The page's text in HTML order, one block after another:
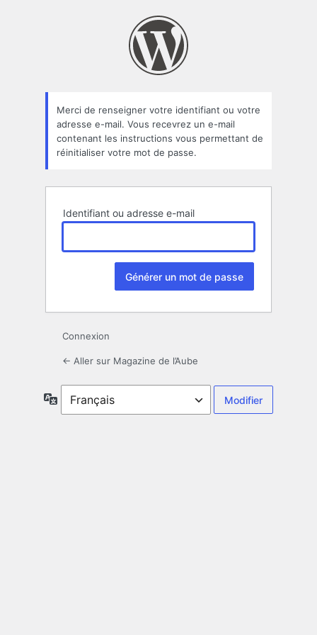
oublié
Merci de renseigner votre identifiant ou votre
adresse e-mail. Vous recevrez un e-mail
contenant les instructions vous permettant de
réinitialiser votre mot de passe.
Identifiant ou adresse e-mail
Connexion
← Aller sur Magazine de l’Aube
Langue